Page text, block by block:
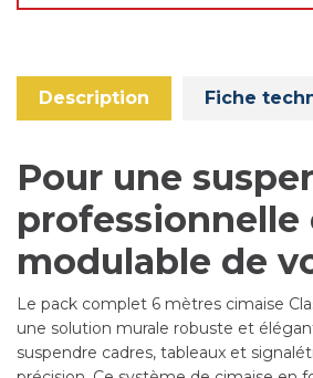
Description Fiche
Pour une
professionnelle
modulable de
Le pack complet 6 mètres cimaise
une solution murale robuste et
suspendre cadres, tableaux et